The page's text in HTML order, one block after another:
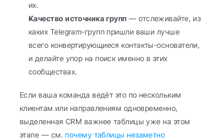
их.
Качество источника групп — отслеживайте, из
каких Telegram-групп пришли ваши лучше
всего конвертирующиеся контакты-основатели,
и делайте упор на поиск именно в этих
сообществах.
Если ваша команда ведёт это по нескольким
клиентам или направлениям одновременно,
выделенная CRM важнее таблицы уже на этом
этапе — см. почему таблицы незаметно